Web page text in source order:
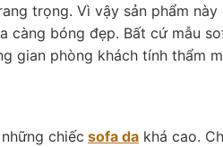
trọng. Vì vậy sản phẩm này
càng bóng đẹp. Bất cứ mẫu
gian phòng khách tính thẩm
chiếc sofa da khá cao.